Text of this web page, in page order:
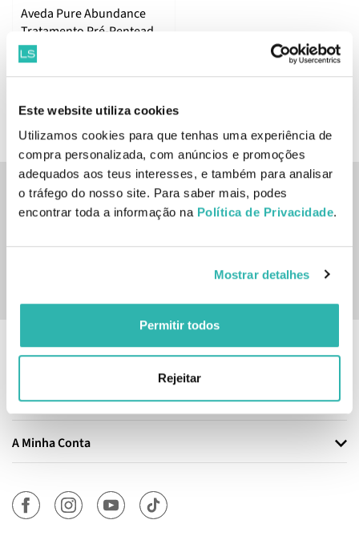
Este website utiliza cookies
Utilizamos cookies para que tenhas uma experiência de
compra personalizada, com anúncios e promoções
adequados aos teus interesses, e também para analisar
o tráfego do nosso site. Para saber mais, podes
encontrar toda a informação na Política de Privacidade.
Mostrar detalhes
Permitir todos
Rejeitar
Aveda Pure Abundance
Tratamento Pré-Penteado
100ml
€16.
ADICIONAR
Inscreve-te na nossa newsletter
Sim, desejo receber a newsletter da lojashampoo.pt com
Informação
Atendimento
A Minha Conta